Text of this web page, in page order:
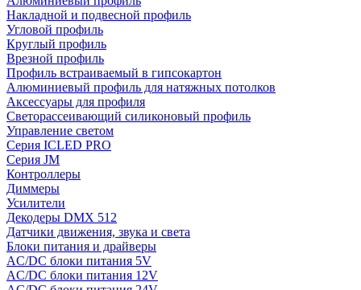
Накладной и подвесной профиль
Угловой профиль
Круглый профиль
Врезной профиль
Профиль встраиваемый в гипсокартон
Алюминиевый профиль для натяжных потолков
Аксессуары для профиля
Светорассеивающий силиконовый профиль
Управление светом
Серия ICLED PRO
Серия JM
Контроллеры
Диммеры
Усилители
Декодеры DMX 512
Датчики движения, звука и света
Блоки питания и драйверы
AC/DC блоки питания 5V
AC/DC блоки питания 12V